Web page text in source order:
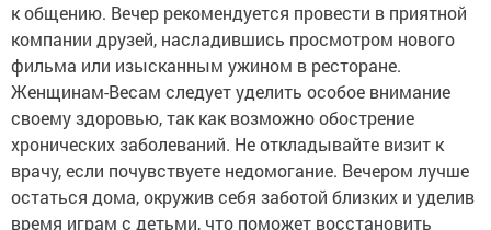
к общению. Вечер рекомендуется провести в приятной
компании друзей, насладившись просмотром нового
фильма или изысканным ужином в ресторане.
Женщинам-Весам следует уделить особое внимание
своему здоровью, так как возможно обострение
хронических заболеваний. Не откладывайте визит к
врачу, если почувствуете недомогание. Вечером лучше
остаться дома, окружив себя заботой близких и уделив
время играм с детьми, что поможет восстановить